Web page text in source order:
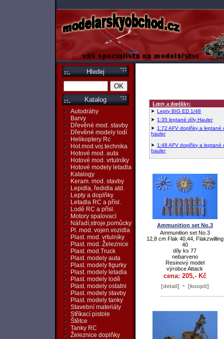
Hledej
Katalog
Autodráhy
Barvy
Dřevěné mod. stavby
Dřevěné modely lodí
Helikoptery Rc
Hot.mod.voj.technika
Hotové mod. auta
Hotové mod. vrtulníky
Hotové modely letadla
Katalogy
Keram. mod. stavby
Lepidla, ředidla atd.
Lepty a doplňky
Letadla RC a přísl.
Lodě RC a přísl.
Motory spalovací
Nářadí,stroje,pomůcky
Pl. mod. vojen.vozidla
Plast. mod. vrtulníky
Plast. mod. Železnice
Plast. mod.Truck
Plast. modely auta
Plast. modely figurky
Plast. modely letadla
Plast. modely lodě
Plast. modely ostatni
Plast. modely stavby
Plast. modely tanky
Stavební materiály
Stříkací pistole
Štětce
Tanky RC
Železnice doplňky
Lepty a doplňky:
Lepty BIG ED 1/48
1:35 leptané díly Hauler
1:72 AFV doplňky a leptané
hauler
1:48 AFV doplňky a leptané
hauler
Ammunition set No.3
Ammunition set No.3
12,8 cm Flak 40,44, Flakzwilling
40
díly ks 77
nebarveno
Resinový model
výrobce Attack
cena: 205,- Kč
[detail] - [koupit]